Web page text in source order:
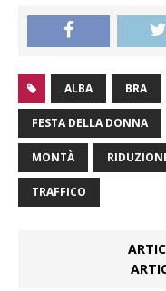
ALBA BRA
FESTA DELLA DONNA
MONTÀ
TRAFFICO